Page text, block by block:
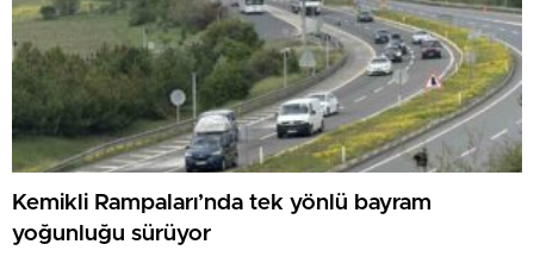
Kemikli Rampaları’nda tek yönlü bayram
yoğunluğu sürüyor